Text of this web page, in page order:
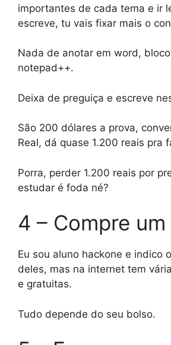
importantes de cada tema e ir
escreve, tu vais fixar mais o
Nada de anotar em word,
notepad++.
Deixa de preguiça e escreve
São 200 dólares a prova,
Real, dá quase 1.200 reais pra
Porra, perder 1.200 reais por
estudar é foda né?
4 – Compre
Eu sou aluno hackone e indico
deles, mas na internet tem
e gratuitas.
Tudo depende do seu bolso.